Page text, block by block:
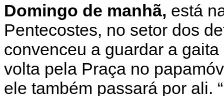
Domingo de manhã, está
Pentecostes, no setor dos
convenceu a guardar a
volta pela Praça no
ele também passará por ali.